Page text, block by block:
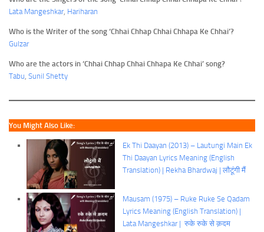
Lata Mangeshkar, Hariharan
Who is the Writer of the song ‘Chhai Chhap Chhai Chhapa Ke Chhai’?
Gulzar
Who are the actors in ‘Chhai Chhap Chhai Chhapa Ke Chhai’ song?
Tabu, Sunil Shetty
You Might Also Like:
Ek Thi Daayan (2013) – Lautungi Main Ek
Thi Daayan Lyrics Meaning (English
Translation) | Rekha Bhardwaj | लौटूंगी मैं
Mausam (1975) – Ruke Ruke Se Qadam
Lyrics Meaning (English Translation) |
Lata Mangeshkar | रुके रुके से क़दम